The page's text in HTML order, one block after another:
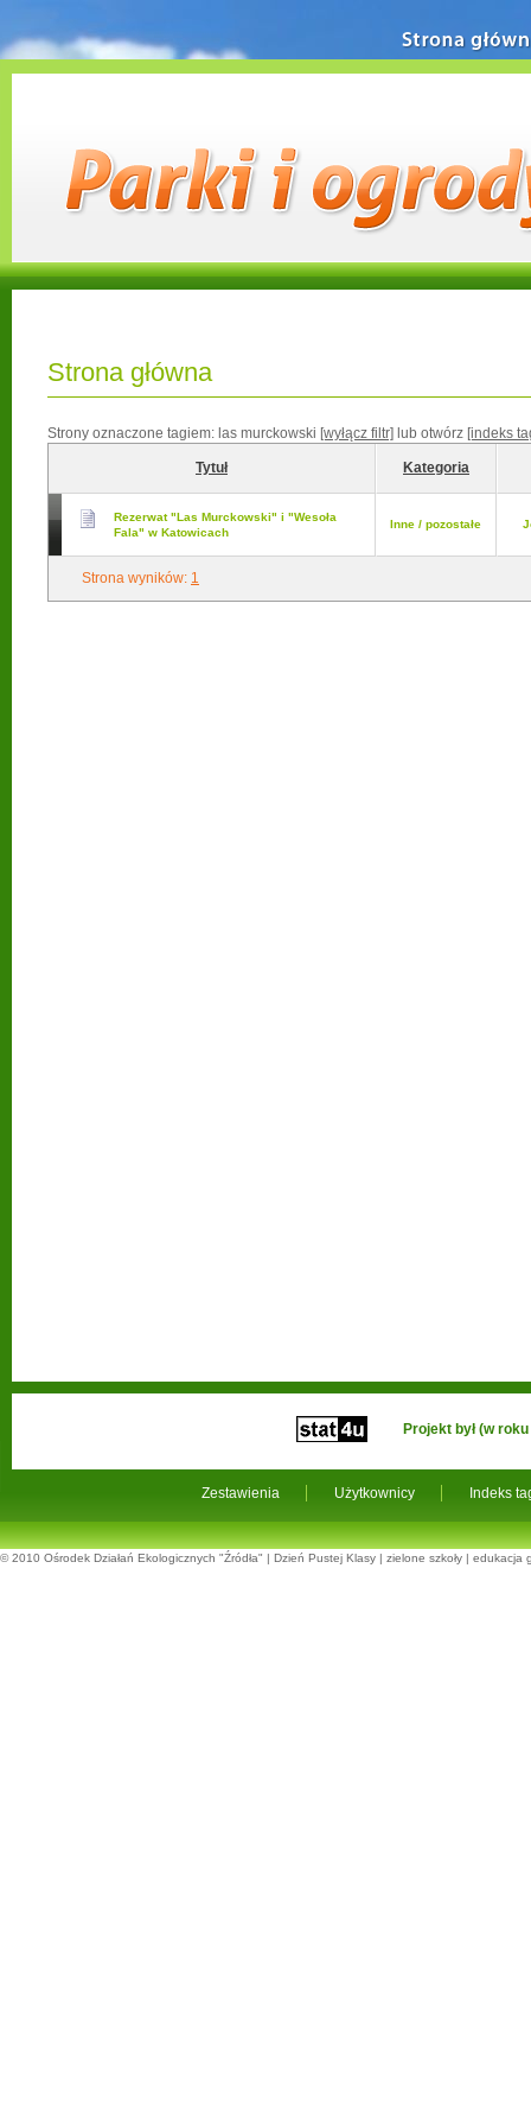
Strona główna
Strony oznaczone tagiem: las murckowski [wyłącz filtr] lub otwórz [indeks
Tytuł Kategoria
Rezerwat "Las Murckowski" i "Wesoła
Fala" w Katowicach
Inne / pozostałe
Strona wyników: 1
Strona główna
Zestawienia Użytkownicy Indeks
Projekt był (w
© 2010 Ośrodek Działań Ekologicznych "Źródła" | Dzień Pustej Klasy | zielone szkoły | edukacja